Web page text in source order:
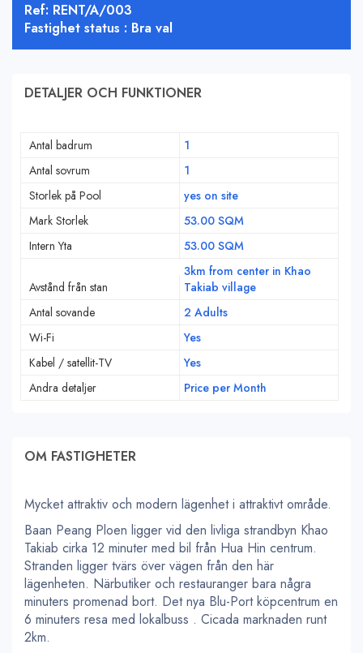
Ref: RENT/A/003
Fastighet status : Bra val
DETALJER OCH FUNKTIONER
Antal badrum
1
Antal sovrum
1
Storlek på Pool
yes on site
Mark Storlek
53.00 SQM
Intern Yta
53.00 SQM
Avstånd från stan
3km from center in Khao
Takiab village
Antal sovande
2 Adults
Wi-Fi
Yes
Kabel / satellit-TV
Yes
Andra detaljer
Price per Month
OM FASTIGHETER
Mycket attraktiv och modern lägenhet i attraktivt område.
Baan Peang Ploen ligger vid den livliga strandbyn Khao
Takiab cirka 12 minuter med bil från Hua Hin centrum.
Stranden ligger tvärs över vägen från den här
lägenheten. Närbutiker och restauranger bara några
minuters promenad bort. Det nya Blu-Port köpcentrum en
6 minuters resa med lokalbuss . Cicada marknaden runt
2km.